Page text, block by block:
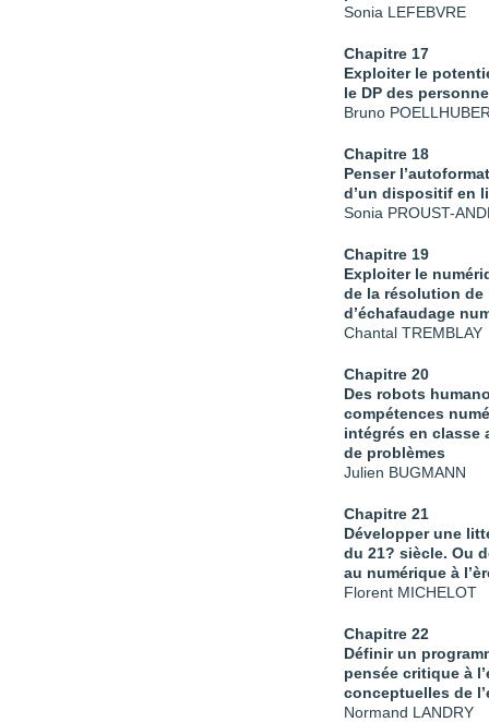
Sonia LEFEBVRE
Chapitre 17
Exploiter le
le DP des
Bruno
Chapitre 18
Penser
d’un dispositif en
Sonia PROUST-
Chapitre 19
Exploiter le
de la résolution de
d’échafaudage
Chantal TREMBLAY
Chapitre 20
Des robots
compétences
intégrés en classe
de problèmes
Julien BUGMANN
Chapitre 21
Développer une
du 21? siècle. Ou
au numérique à
Florent MICHELOT
Chapitre 22
Définir un
pensée critique à
conceptuelles de
Normand LANDRY